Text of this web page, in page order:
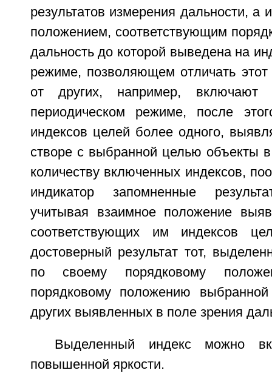
результатов измерения дальности, а
положением, соответствующим
дальность до которой выведена на
режиме, позволяющем отличать
от других, например, включают
периодическом режиме, после
индексов целей более одного,
створе с выбранной целью объекты
количеству включенных индексов,
индикатор запомненные
учитывая взаимное положение
соответствующих им индексов
достоверный результат тот,
по своему порядковому
порядковому положению выбранной
других выявленных в поле зрения
Выделенный индекс можно
повышенной яркости.